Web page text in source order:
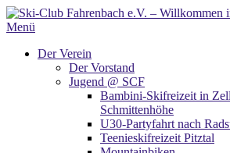
Zum
Inhalt
Menü
Der Verein
Der Vorstand
Jugend @ SCF
Bambini-Skifreizeit in
Schmittenhöhe
U30-Partyfahrt nach
Teenieskifreizeit Pitztal